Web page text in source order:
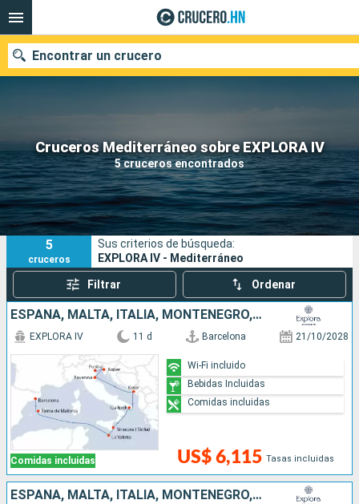
Cruceros Mediterráneo sobre EXPLORA IV
5 cruceros encontrados
Encontrar un crucero
Nuestros destinos
Fecha de salida
Puertos Compañías
Buscar
5
cruceros
Sus criterios de búsqueda:
EXPLORA IV - Mediterráneo
Filtrar Ordenar
ESPAÑA, MALTA, ITALIA, MONTENEGRO, ESLOVENIA
Comidas incluidas
EXPLORA IV 11 d Barcelona 21/10/2028
US$ 6,115 Tasas incluidas
Wi-Fi incluido
Bebidas Incluidas
Comidas incluidas
ESPAÑA, MALTA, ITALIA, MONTENEGRO, ESLOVENIA, CROACIA, GRECIA, EGIPTO, JORDANIA, ARABIA SAUDÍ